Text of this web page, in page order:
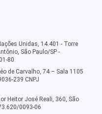
Unidas, 14.401 - Torre
São Paulo/SP -
80
de Carvalho, 74 – Sala 1105
239 CNPJ
Heitor José Reali, 360, São
0093-06